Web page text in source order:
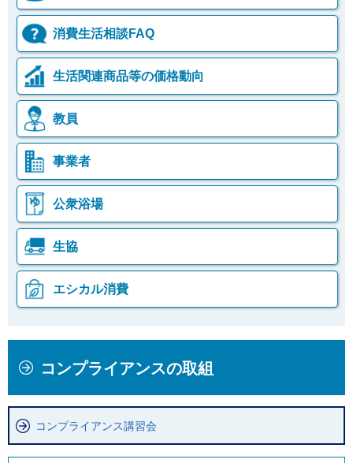
消費生活相談FAQ
生活関連商品等の価格動向
教員
事業者
公衆浴場
生協
エシカル消費
こ
ま
ら
ロ
コンプライアンスの取組
コンプライアンス講習会